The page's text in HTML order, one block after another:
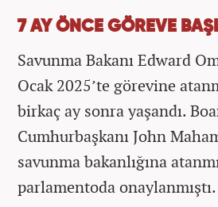
7 AY ÖNCE GÖREVE
Savunma Bakanı Edward
Ocak 2025’te görevine
birkaç ay sonra yaşandı.
Cumhurbaşkanı John
savunma bakanlığına
parlamentoda onaylanmıştı.